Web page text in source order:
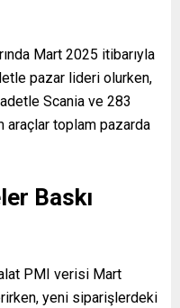
Mart 2025 itibarıyla
pazar lideri olurken,
Scania ve 283
araçlar toplam pazarda
Baskı
PMI verisi Mart
yeni siparişlerdeki